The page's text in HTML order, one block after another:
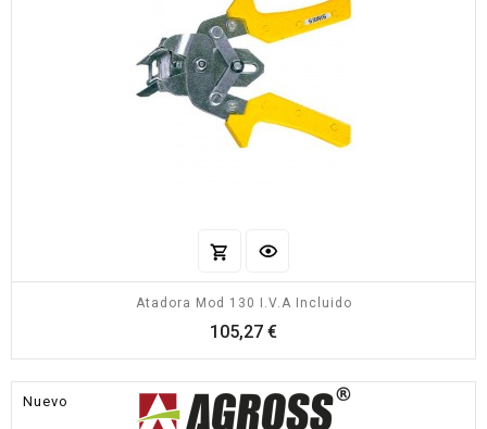
Atadora Mod 130 I.V.A Incluido
105,27 €Precio
Nuevo